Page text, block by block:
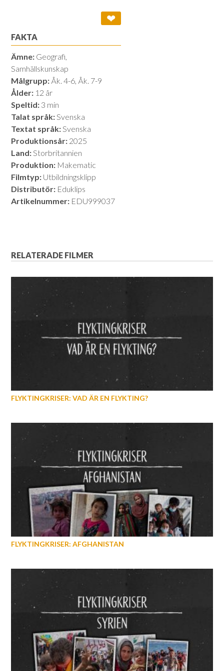
❤
FAKTA
Ämne: Geografi,
Samhällskunskap
Målgrupp: Åk. 4-6, Åk. 7-9
Ålder: 12 år
Speltid: 3 min
Talat språk:Svenska
Textat språk:Svenska
Produktionsår: 2025
Land:Storbritannien
Produktion: Makematic
Filmtyp: Utbildningsklipp
Distributör: Eduklips
Artikelnummer: EDU999037
RELATERADE FILMER
FLYKTINGKRISER: VAD ÄR EN FLYKTING?
FLYKTINGKRISER: AFGHANISTAN